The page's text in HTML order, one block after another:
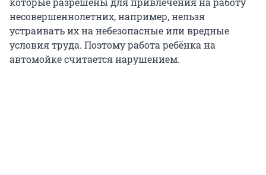
несовершеннолетних, например, нельзя
устраивать их на небезопасные или вредные
условия труда. Поэтому работа ребёнка на
автомойке считается нарушением.